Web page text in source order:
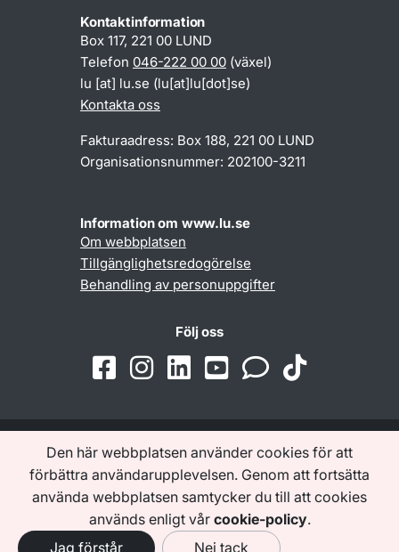
Den här webbplatsen använder cookies för att
förbättra användarupplevelsen. Genom att fortsätta
använda webbplatsen samtycker du till att cookies
används enligt vår cookie-policy.
Jag förstår
Nej tack
Kontaktinformation
Box 117, 221 00 LUND
Telefon 046-222 00 00 (växel)
lu [at] lu.se (lu[at]lu[dot]se)
Kontakta oss
Fakturaadress: Box 188, 221 00 LUND
Organisationsnummer: 202100-3211
Information om www.lu.se
Om webbplatsen
Tillgänglighetsredogörelse
Behandling av personuppgifter
Följ oss
Samarbeten och nätverk